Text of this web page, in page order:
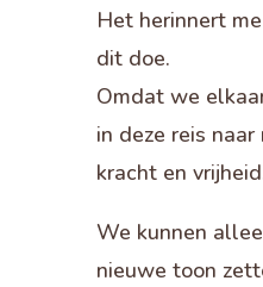
Het herinnert
dit doe.
Omdat we
in deze reis
kracht en
We kunnen
nieuwe toon